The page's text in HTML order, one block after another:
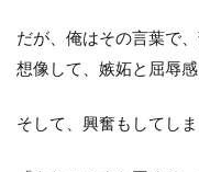
だが、俺はその言葉で
想像して、嫉妬と屈辱感
そして、興奮もしてしま